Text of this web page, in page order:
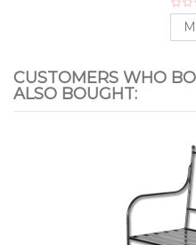
CUSTOMERS WHO
ALSO BOUGHT: